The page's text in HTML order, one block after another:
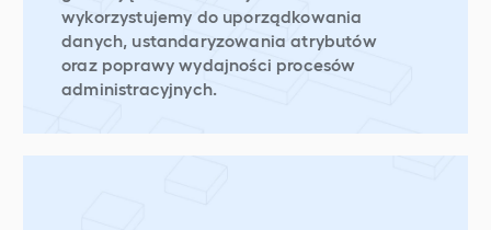
wykorzystujemy do uporządkowania
danych, ustandaryzowania atrybutów
oraz poprawy wydajności procesów
administracyjnych.